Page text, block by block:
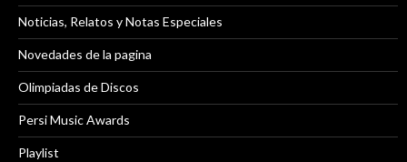
Noticias, Relatos y Notas Especiales
Novedades de la pagina
Olimpiadas de Discos
Persi Music Awards
Playlist